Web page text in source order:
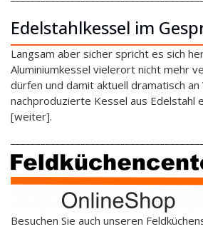
Edelstahlkessel im
Langsam aber sicher spricht es sich
Aluminiumkessel vielerort nicht mehr
dürfen und damit aktuell dramatisch
nachproduzierte Kessel aus Edelstahl
[weiter].
Besuchen Sie auch unseren